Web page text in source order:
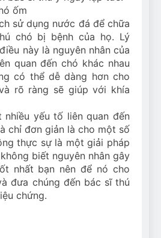
ốm
sử dụng nước đá để chữa
chó bị bệnh của họ. Lý
này là nguyên nhân của
quan đến chó khác nhau
có thể dễ dàng hơn cho
rõ ràng sẽ giúp với khía
nhiều yếu tố liên quan đến
chỉ đơn giản là cho một số
thực sự là một giải pháp
biết nguyên nhân gây
nhất bạn nên để nó cho
đưa chúng đến bác sĩ thú
chứng.